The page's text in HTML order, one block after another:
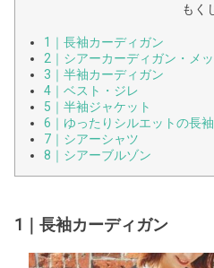
もく
1｜長袖カーディガン
2｜シアーカーディガン・メ
3｜半袖カーディガン
4｜ベスト・ジレ
5｜半袖ジャケット
6｜ゆったりシルエットの長
7｜シアーシャツ
8｜シアーブルゾン
1｜長袖カーディガン